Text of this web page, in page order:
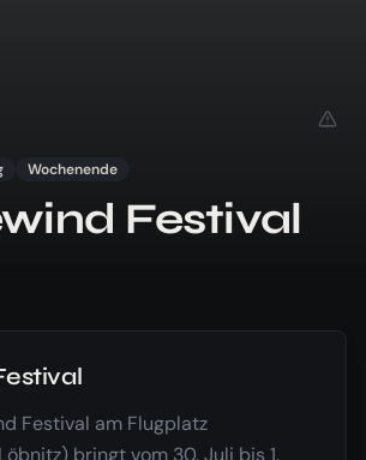
Wochenende
Festival
Festival am Flugplatz
bringt vom 30. Juli bis 1.